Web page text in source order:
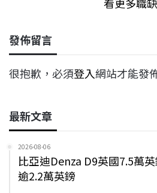
看更多職缺
發佈留言
很抱歉，必須登入網站才能發
最新文章
2026-08-06
比亞迪Denza D9英國7.5萬
逾2.2萬英鎊